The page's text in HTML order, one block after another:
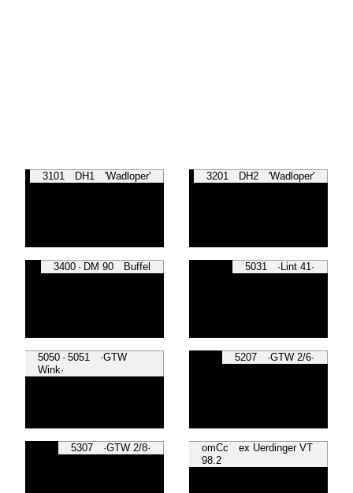
3101 DH1 'Wadloper' 3201 DH2 'Wadloper'
3400 · DM 90 Buffel 5031 ·Lint 41·
5050 · 5051 ·GTW
Wink·
5207 ·GTW 2/6·
5307 ·GTW 2/8·
omCc ex Uerdinger VT
98.2